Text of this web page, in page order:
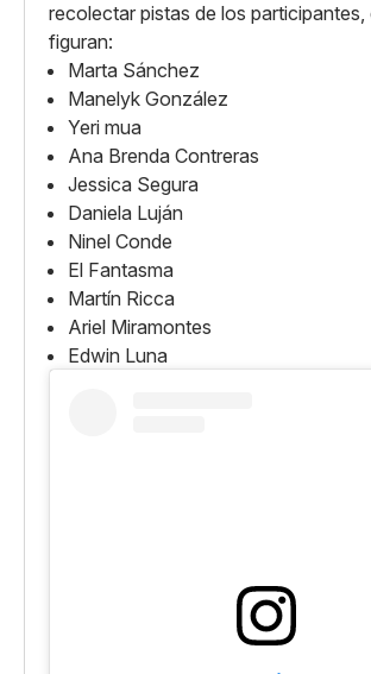
recolectar pistas de los participantes,
figuran:
Marta Sánchez
Manelyk González
Yeri mua
Ana Brenda Contreras
Jessica Segura
Daniela Luján
Ninel Conde
El Fantasma
Martín Ricca
Ariel Miramontes
Edwin Luna